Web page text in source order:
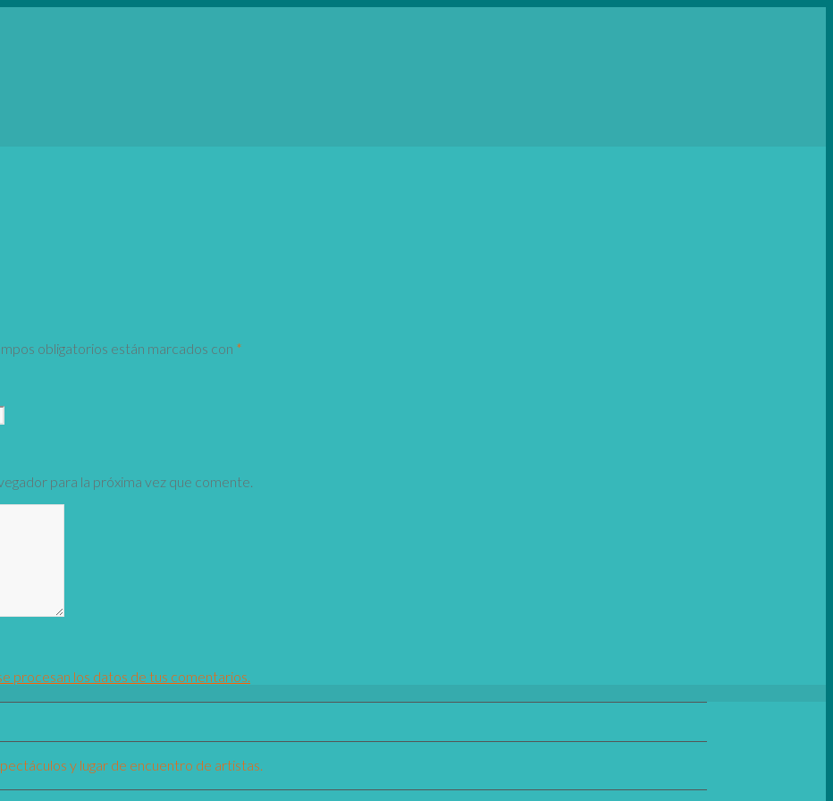
obligatorios están marcados con *
para la próxima vez que comente.
procesan los datos de tus comentarios.
y lugar de encuentro de artistas.